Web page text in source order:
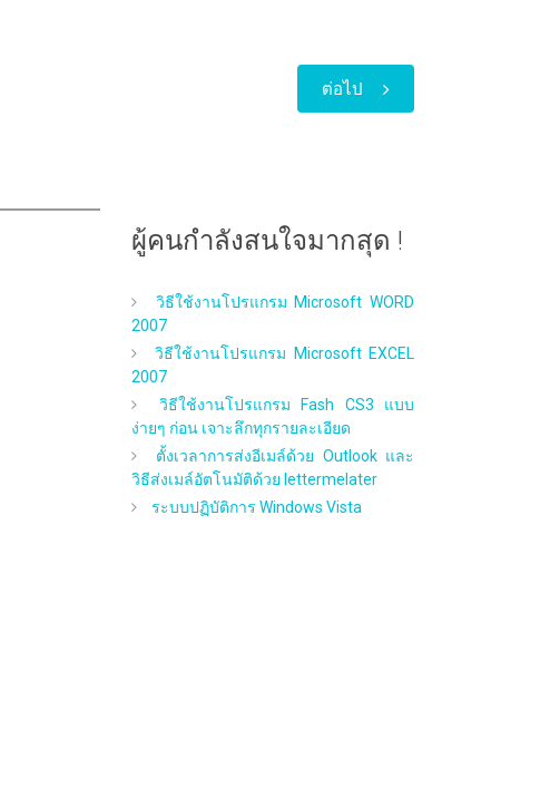
ต่อไป
ผู้คนกำลังสนใจมากสุด !
วิธีใช้งานโปรแกรม Microsoft WORD
2007
วิธีใช้งานโปรแกรม Microsoft EXCEL
2007
วิธีใช้งานโปรแกรม Fash CS3 แบบ
ง่ายๆ ก่อน เจาะลึกทุกรายละเอียด
ตั้งเวลาการส่งอีเมล์ด้วย Outlook และ
วิธีส่งเมล์อัตโนมัติด้วย lettermelater
ระบบปฏิบัติการ Windows Vista